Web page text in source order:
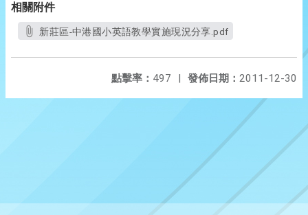
相關附件
新莊區-中港國小英語教學實施現況分享.pdf
發佈日期： 2011-12-30
點擊率： 497 |